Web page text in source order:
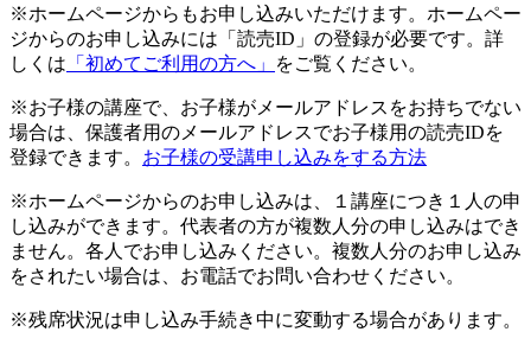
※ホームページからもお申し込みいただけます。ホームペー
ジからのお申し込みには「読売ID」の登録が必要です。詳
しくは 「初めてご利用の方へ」 をご覧ください。
※お子様の講座で、お子様がメールアドレスをお持ちでない
場合は、保護者用のメールアドレスでお子様用の読売IDを
登録できます。 お子様の受講申し込みをする方法
※ホームページからのお申し込みは、１講座につき１人の申
し込みができます。代表者の方が複数人分の申し込みはでき
ません。各人でお申し込みください。複数人分のお申し込み
をされたい場合は、お電話でお問い合わせください。
※残席状況は申し込み手続き中に変動する場合があります。